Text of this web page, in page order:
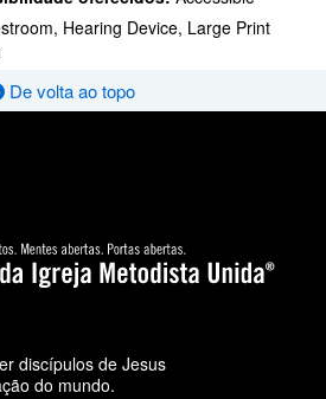
Hearing Device, Large Print
De volta ao topo
discípulos de Jesus
do mundo.